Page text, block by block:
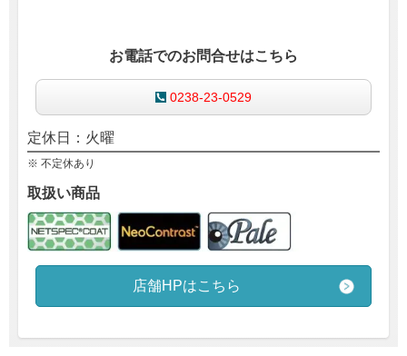
お電話でのお問合せはこちら
0238-23-0529
定休日：火曜
※ 不定休あり
取扱い商品
店舗HPはこちら